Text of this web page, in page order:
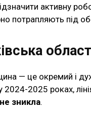
активну
потрапляють під
— це окремий і
2024-2025 роках,
зникла.